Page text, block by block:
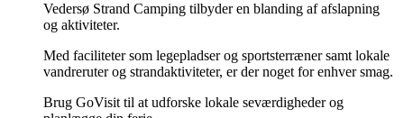
Vedersø Strand Camping tilbyder en blanding af afslapning
og aktiviteter.
Med faciliteter som legepladser og sportsterræner samt lokale
vandreruter og strandaktiviteter, er der noget for enhver smag.
Brug GoVisit til at udforske lokale seværdigheder og